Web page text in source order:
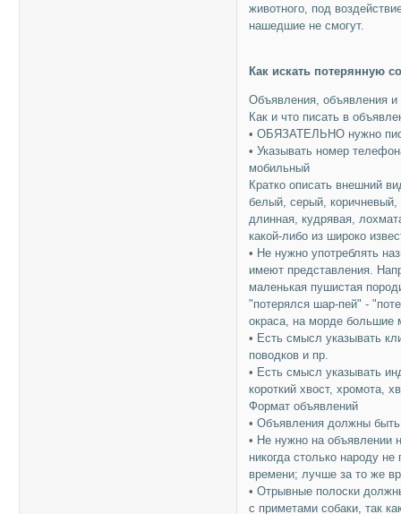
животного, под
нашедшие не смогут.
Как искать потерянную
Объявления, объявления
Как и что писать в
• ОБЯЗАТЕЛЬНО нужно
• Указывать номер
мобильный
Кратко описать внешний
белый, серый,
длинная, кудрявая,
какой-либо из широко
• Не нужно употреблять
имеют представления.
маленькая пушистая
"потерялся шар-пей" -
окраса, на морде большие
• Есть смысл указывать
поводков и пр.
• Есть смысл указывать
короткий хвост, хромота,
Формат объявлений
• Объявления должны
• Не нужно на объявлении
никогда столько народу
времени; лучше за то же
• Отрывные полоски
с приметами собаки, так